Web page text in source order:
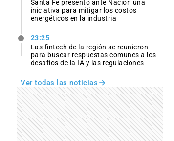
Santa Fe presentó ante Nación una
iniciativa para mitigar los costos
energéticos en la industria
23:25
Las fintech de la región se reunieron
para buscar respuestas comunes a los
desafíos de la IA y las regulaciones
Ver todas las noticias